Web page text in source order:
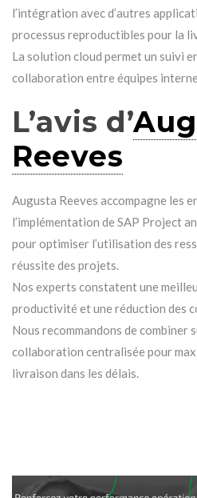
l’intégration avec d’autres
processus reproductibles pour la
La solution cloud permet un suivi
collaboration entre équipes
L’avis d’
Reeves
Augusta Reeves accompagne les
l’implémentation de SAP Project
pour optimiser l’utilisation des
réussite des projets.
Nos experts constatent une
productivité et une réduction des
Nous recommandons de combiner
collaboration centralisée pour
livraison dans les délais.